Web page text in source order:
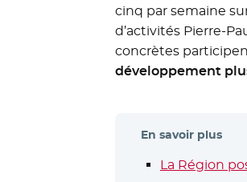
cinq par semaine
d’activités Pierre-
concrètes
développement
En savoir plus
La Région